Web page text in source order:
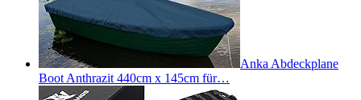
Anka Abdeckplane
Boot Anthrazit 440cm x 145cm für…